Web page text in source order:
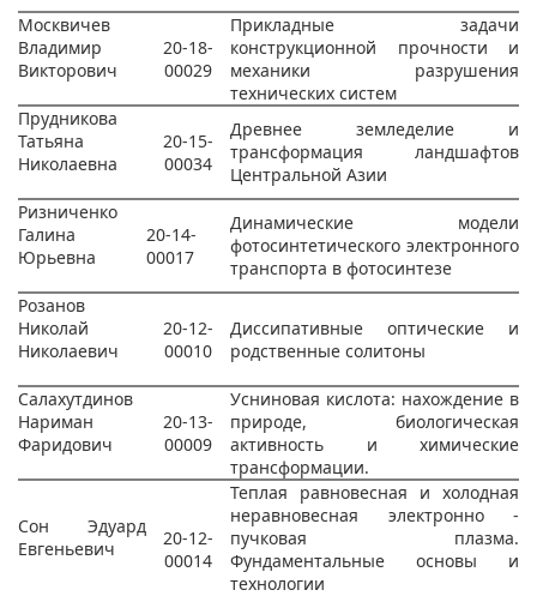
Москвичев
Владимир
Викторович
20-18-
00029
Прикладные задачи
конструкционной прочности и
механики разрушения
технических систем
Прудникова
Татьяна
Николаевна
20-15-
00034
Древнее земледелие и
трансформация ландшафтов
Центральной Азии
Ризниченко
Галина
Юрьевна
20-14-
00017
Динамические модели
фотосинтетического электронного
транспорта в фотосинтезе
Розанов
Николай
Николаевич
20-12-
00010
Диссипативные оптические и
родственные солитоны
Салахутдинов
Нариман
Фаридович
20-13-
00009
Усниновая кислота: нахождение в
природе, биологическая
активность и химические
трансформации.
Сон Эдуард
Евгеньевич
20-12-
00014
Теплая равновесная и холодная
неравновесная электронно -
пучковая плазма.
Фундаментальные основы и
технологии